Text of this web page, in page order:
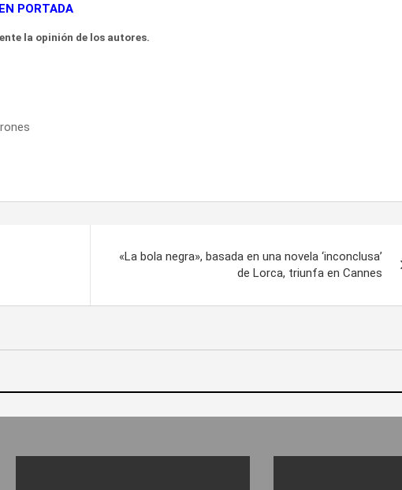
PORTADA
la opinión de los autores.
«La bola negra», basada en una novela ‘inconclusa’
de Lorca, triunfa en Cannes